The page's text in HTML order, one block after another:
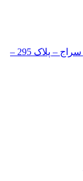
تهران – میدان رسالت – خیابان فرجام – تقاطع سراج – پلاک 295 –